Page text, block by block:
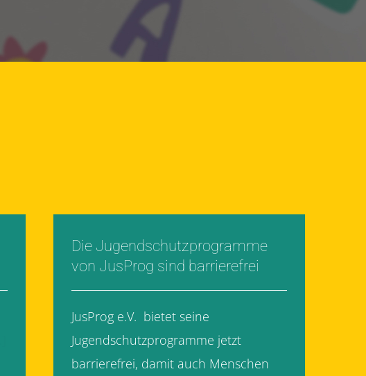
Die Jugendschutzprogramme
von JusProg sind barrierefrei
JusProg e.V. bietet seine
Jugendschutzprogramme jetzt
barrierefrei, damit auch Menschen